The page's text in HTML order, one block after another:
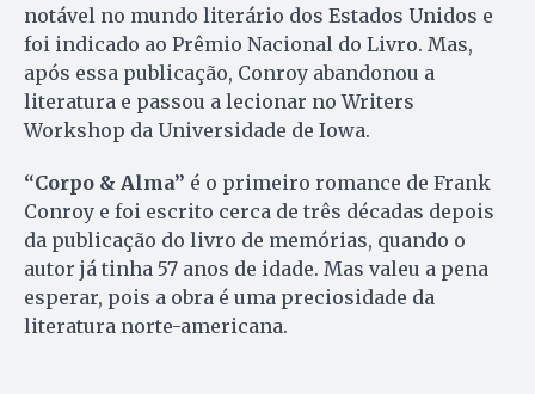
notável no mundo literário dos Estados Unidos e
foi indicado ao Prêmio Nacional do Livro. Mas,
após essa publicação, Conroy abandonou a
literatura e passou a lecionar no Writers
Workshop da Universidade de Iowa.
“Corpo & Alma” é o primeiro romance de Frank
Conroy e foi escrito cerca de três décadas depois
da publicação do livro de memórias, quando o
autor já tinha 57 anos de idade. Mas valeu a pena
esperar, pois a obra é uma preciosidade da
literatura norte-americana.